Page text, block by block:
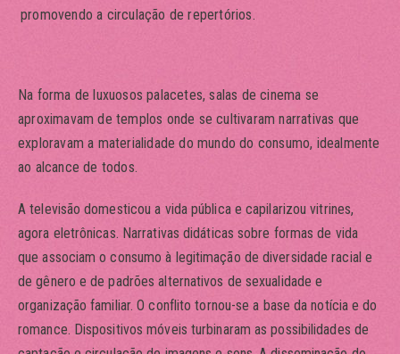
promovendo a circulação de repertórios.
Na forma de luxuosos palacetes, salas de cinema se
aproximavam de templos onde se cultivaram narrativas que
exploravam a materialidade do mundo do consumo, idealmente
ao alcance de todos.
A televisão domesticou a vida pública e capilarizou vitrines,
agora eletrônicas. Narrativas didáticas sobre formas de vida
que associam o consumo à legitimação de diversidade racial e
de gênero e de padrões alternativos de sexualidade e
organização familiar. O conflito tornou-se a base da notícia e do
romance. Dispositivos móveis turbinaram as possibilidades de